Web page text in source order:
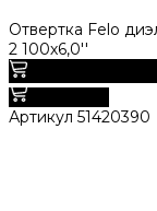
Отвертка Felo
2 100х6,0''
Артикул 51420390